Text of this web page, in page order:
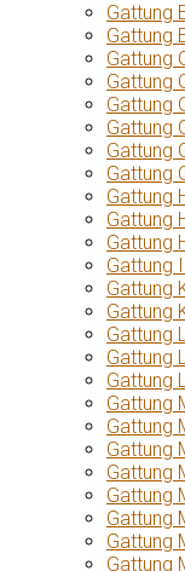
Gattung
Gattung
Gattung
Gattung
Gattung
Gattung
Gattung
Gattung
Gattung
Gattung
Gattung
Gattung
Gattung
Gattung
Gattung
Gattung
Gattung
Gattung
Gattung
Gattung
Gattung
Gattung
Gattung
Gattung
Gattung